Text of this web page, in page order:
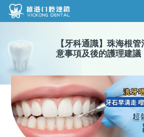
維港首頁
品牌介紹
環境設備
醫院新聞
收費標準
N
收費總表
植牙收費
醫生團隊
【 牙科通識】 珠海根管
意事項及後的護理建議